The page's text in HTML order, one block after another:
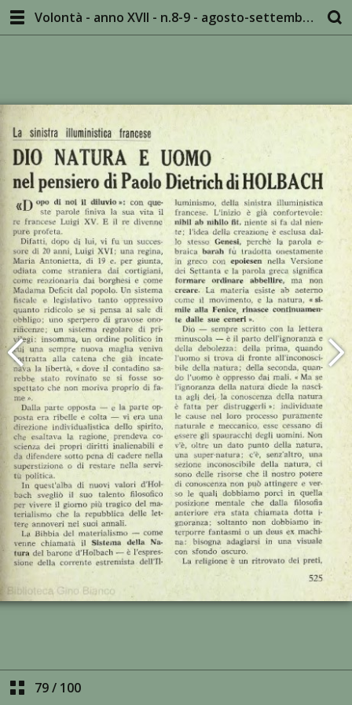
Volontà - anno XVII - n.8-9 - agosto-settembre 1964
79/ 100